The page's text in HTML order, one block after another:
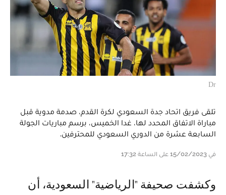
Dr
تلقى فريق اتحاد جدة السعودي لكرة القدم، صدمة مدوية قبل
مباراة الاتفاق المحدد لها، غدا الخميس، برسم مباريات الجولة
السابعة عشرة من الدوري السعودي للمحترفين.
في 15/02/2023 على الساعة 17:32
وكشفت صحيفة "الرياضية" السعودية، أن